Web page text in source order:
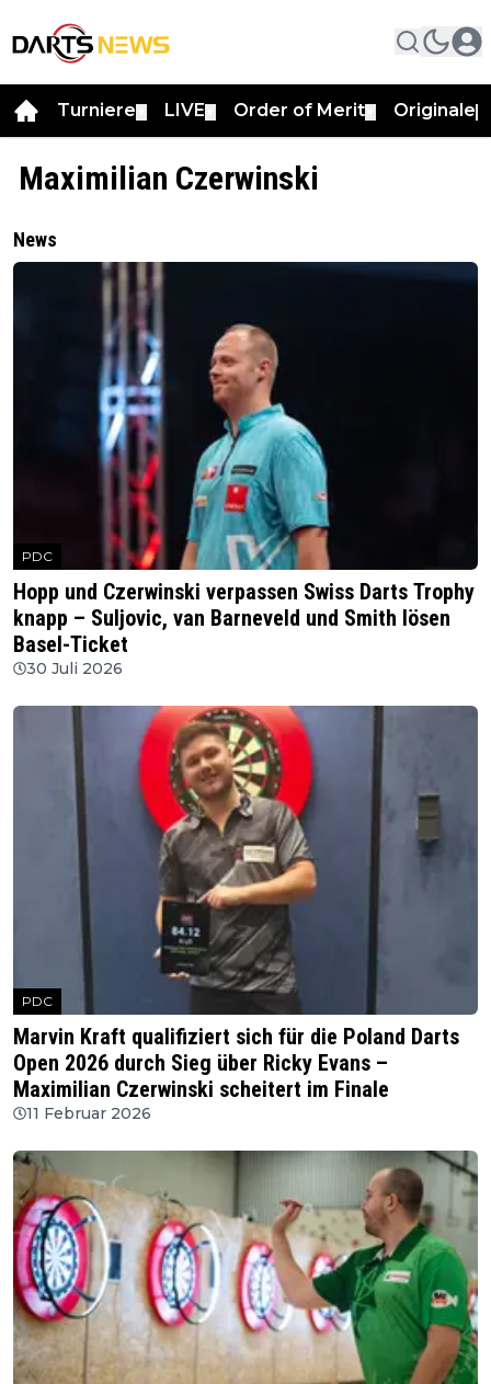
Turniere LIVE Order of Merit Originale
Maximilian Czerwinski
News
PDC
Hopp und Czerwinski verpassen Swiss Darts Trophy
knapp – Suljovic, van Barneveld und Smith lösen
Basel-Ticket
30 Juli 2026
PDC
Marvin Kraft qualifiziert sich für die Poland Darts
Open 2026 durch Sieg über Ricky Evans –
Maximilian Czerwinski scheitert im Finale
11 Februar 2026